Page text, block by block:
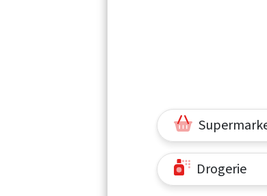
Drogerie